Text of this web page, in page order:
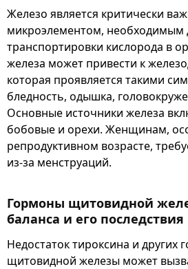
Железо является критически
микроэлементом, необходимым
транспортировки кислорода в
железа может привести к
которая проявляется такими
бледность, одышка,
Основные источники железа
бобовые и орехи. Женщинам,
репродуктивном возрасте,
из-за менструаций.
Гормоны щитовидной
баланса и его последствия
Недостаток тироксина и других
щитовидной железы может